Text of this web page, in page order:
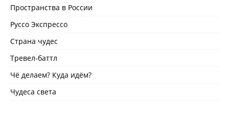
Пространства в России
Руссо Экспрессо
Страна чудес
Тревел-баттл
Чё делаем? Куда идём?
Чудеса света